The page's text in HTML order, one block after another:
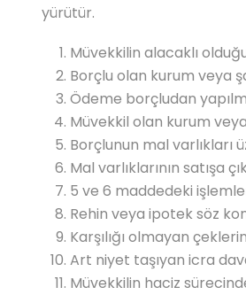
yürütür.
Müvekkilin alacaklı
Borçlu olan kurum veya
Ödeme borçludan
Müvekkil olan kurum
Borçlunun mal varlıkları
Mal varlıklarının satışa
5 ve 6 maddedeki
Rehin veya ipotek söz
Karşılığı olmayan
Art niyet taşıyan icra
Müvekkilin haciz